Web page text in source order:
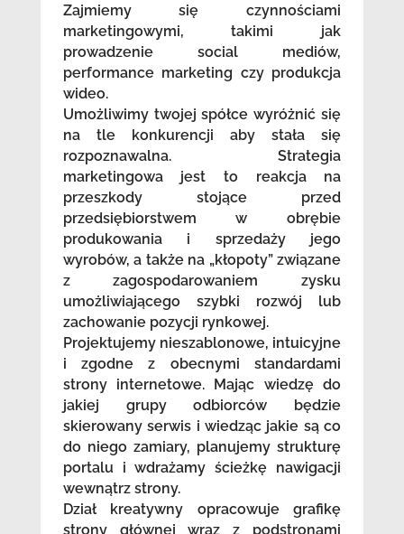
Zajmiemy się czynnościami
marketingowymi, takimi jak
prowadzenie social mediów,
performance marketing czy produkcja
wideo.
Umożliwimy twojej spółce wyróżnić się
na tle konkurencji aby stała się
rozpoznawalna. Strategia
marketingowa jest to reakcja na
przeszkody stojące przed
przedsiębiorstwem w obrębie
produkowania i sprzedaży jego
wyrobów, a także na „kłopoty” związane
z zagospodarowaniem zysku
umożliwiającego szybki rozwój lub
zachowanie pozycji rynkowej.
Projektujemy nieszablonowe, intuicyjne
i zgodne z obecnymi standardami
strony internetowe. Mając wiedzę do
jakiej grupy odbiorców będzie
skierowany serwis i wiedząc jakie są co
do niego zamiary, planujemy strukturę
portalu i wdrażamy ścieżkę nawigacji
wewnątrz strony.
Dział kreatywny opracowuje grafikę
strony głównej wraz z podstronami